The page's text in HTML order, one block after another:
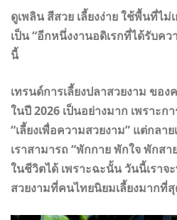
ดูเพลิน สีสวย เลี้ยงง่าย ใช้พื้นที่ไม่
เป็น “อีกหนึ่งงานอดิเรกที่ได้รับค
นี้
เทรนด์การเลี้ยงปลาสวยงาม ขอ
ในปี 2026 เป็นอย่างมาก เพราะก
“เลี้ยงเพื่อความสวยงาม” แต่กลา
เราสามารถ “พักกาย พักใจ พักส
ในชีวิตได้ เพราะฉะนั้น วันนี้เราจ
สวยงามที่คนไทยนิยมเลี้ยงมากที่